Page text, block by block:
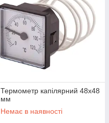
Термометр капілярний 48х48
мм
Немає в наявності